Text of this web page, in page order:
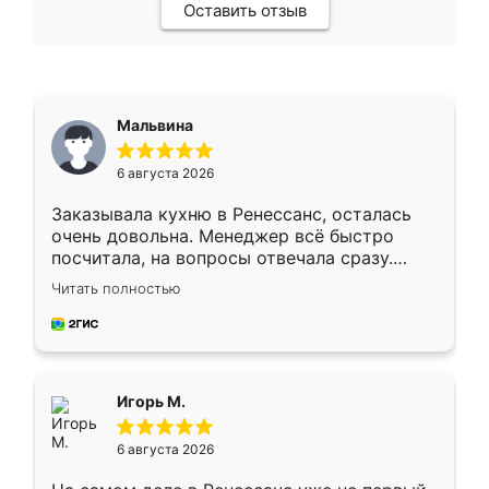
Оставить отзыв
Мальвина
6 августа 2026
Заказывала кухню в Ренессанс, осталась
очень довольна. Менеджер всё быстро
посчитала, на вопросы отвечала сразу.
Замерщик приехал в субботу, подошёл к
делу со всей ответственностью. Собрали
за день, ребята работали аккуратно, даже
Читать полностью
Игорь М.
6 августа 2026